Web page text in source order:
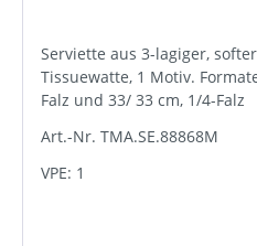
Serviette aus 3-lagiger,
Tissuewatte, 1 Motiv.
Falz und 33/ 33 cm, 1/4-Falz
Art.-Nr. TMA.SE.88868M
VPE: 1